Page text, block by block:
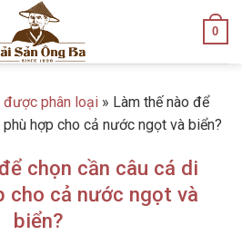
0
được phân loại » Làm thế nào để
hợp cho cả nước ngọt và biển?
chọn cần câu cá di
cho cả nước ngọt và
biển?